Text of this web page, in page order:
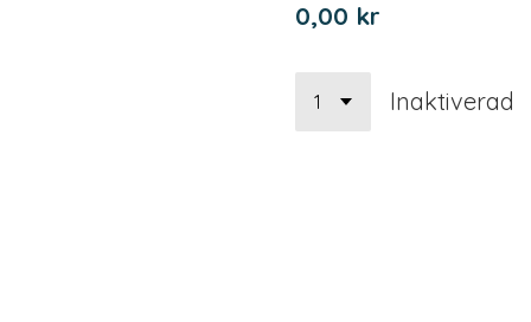
0,00 kr
Inaktiverad